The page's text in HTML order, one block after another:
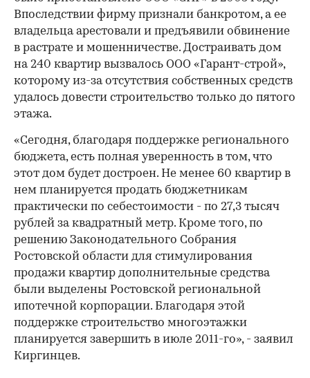
Впоследствии фирму признали банкротом, а ее
владельца арестовали и предъявили обвинение
в растрате и мошенничестве. Достраивать дом
на 240 квартир вызвалось ООО «Гарант-строй»,
которому из-за отсутствия собственных средств
удалось довести строительство только до пятого
этажа.
«Сегодня, благодаря поддержке регионального
бюджета, есть полная уверенность в том, что
этот дом будет достроен. Не менее 60 квартир в
нем планируется продать бюджетникам
практически по себестоимости - по 27,3 тысяч
рублей за квадратный метр. Кроме того, по
решению Законодательного Собрания
Ростовской области для стимулирования
продажи квартир дополнительные средства
были выделены Ростовской региональной
ипотечной корпорации. Благодаря этой
поддержке строительство многоэтажки
планируется завершить в июле 2011-го», - заявил
Киргинцев.